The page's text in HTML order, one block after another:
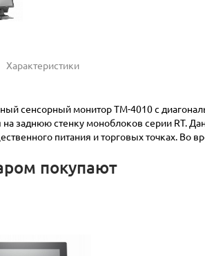
Характеристики
сенсорный монитор ТM-4010 с
заднюю стенку моноблоков серии RT.
питания и торговых точках.
покупают